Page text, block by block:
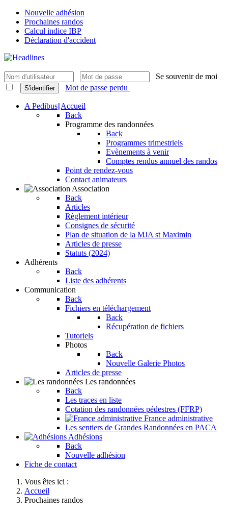
Nouvelle adhésion
Prochaines randos
Calcul indice IBP
Déclaration d'accident
Se souvenir de moi
S'identifier Mot de passe perdu
A Pedibus||Accueil
Back
Programme des randonnées
Back
Programmes trimestriels
Evènements à venir
Comptes rendus annuel des randos
Point de rendez-vous
Contact animateurs
Association
Back
Articles
Règlement intérieur
Consignes de sécurité
Plan de situation de la MJA st Maximin
Articles de presse
Statuts (2024)
Adhérents
Back
Liste des adhérents
Communication
Back
Fichiers en téléchargement
Back
Récupération de fichiers
Tutoriels
Photos
Back
Nouvelle Galerie Photos
Articles de presse
Les randonnées
Back
Les traces en liste
Cotation des randonnées pédestres (FFRP)
France administrative
Les sentiers de Grandes Randonnées en PACA
Adhésions
Back
Nouvelle adhésion
Fiche de contact
Vous êtes ici :
Accueil
Prochaines randos